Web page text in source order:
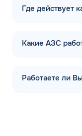
обеспечивает
АЗС – это и есть
более 10 лет
Где действует
Какие АЗС
Работаете ли